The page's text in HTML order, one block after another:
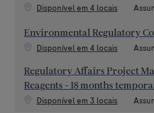
Disponível em 4 locais
Environmental Regulatory
Disponível em 4 locais
Regulatory Affairs Project
Reagents - 18 months
Disponível em 3 locais